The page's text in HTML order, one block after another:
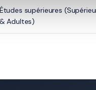
Études supérieures
& Adultes)